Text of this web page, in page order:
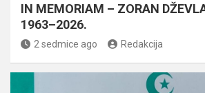
IN MEMORIAM – ZORAN
1963–2026.
2 sedmice ago Redakcija